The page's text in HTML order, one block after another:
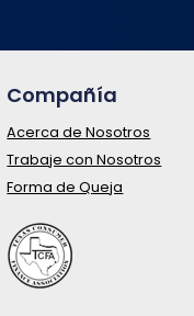
Compañía
Acerca de Nosotros
Trabaje con Nosotros
Forma de Queja